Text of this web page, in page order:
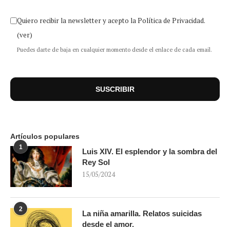
Quiero recibir la newsletter y acepto la Política de Privacidad.
(ver)
Puedes darte de baja en cualquier momento desde el enlace de cada email.
Artículos populares
1
Luis XIV. El esplendor y la sombra del
Rey Sol
15/05/2024
2
La niña amarilla. Relatos suicidas
desde el amor.